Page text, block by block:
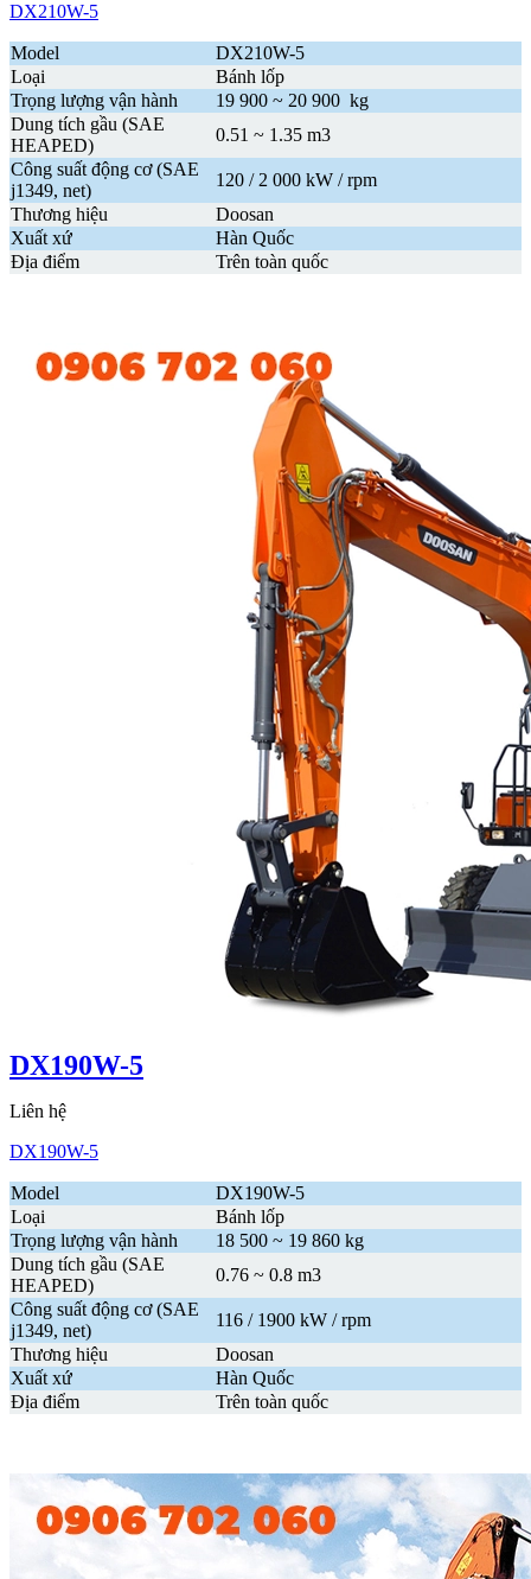
DX210W-5
Model
DX210W-5
Loại
Bánh lốp
Trọng lượng vận hành
19 900 ~ 20 900 kg
Dung tích gầu (SAE
HEAPED)
0.51 ~ 1.35 m3
Công suất động cơ (SAE
j1349, net)
120 / 2 000 kW / rpm
Thương hiệu
Doosan
Xuất xứ
Hàn Quốc
Địa điểm
Trên toàn quốc
DX190W-5
Liên hệ
DX190W-5
Model
DX190W-5
Loại
Bánh lốp
Trọng lượng vận hành
18 500 ~ 19 860 kg
Dung tích gầu (SAE
HEAPED)
0.76 ~ 0.8 m3
Công suất động cơ (SAE
j1349, net)
116 / 1900 kW / rpm
Thương hiệu
Doosan
Xuất xứ
Hàn Quốc
Địa điểm
Trên toàn quốc